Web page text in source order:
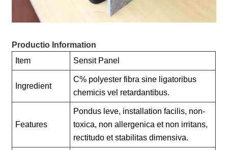
Productio Information
Item
Sensit Panel
Ingredient
C% polyester fibra sine ligatoribus
chemicis vel retardantibus.
Features
Pondus leve, installation facilis, non-
toxica, non allergenica et non irritans,
rectitudo et stabilitas dimensiva.